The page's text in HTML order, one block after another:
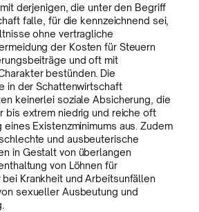
derjenigen, die unter den Begriff
falle, für die kennzeichnend sei,
ohne vertragliche
der Kosten für Steuern
und oft mit
bestünden. Die
in der Schattenwirtschaft
keinerlei soziale Absicherung, die
bis extrem niedrig und reiche oft
eines Existenzminimums aus. Zudem
und ausbeuterische
in Gestalt von überlangen
von Löhnen für
Krankheit und Arbeitsunfällen
sexueller Ausbeutung und